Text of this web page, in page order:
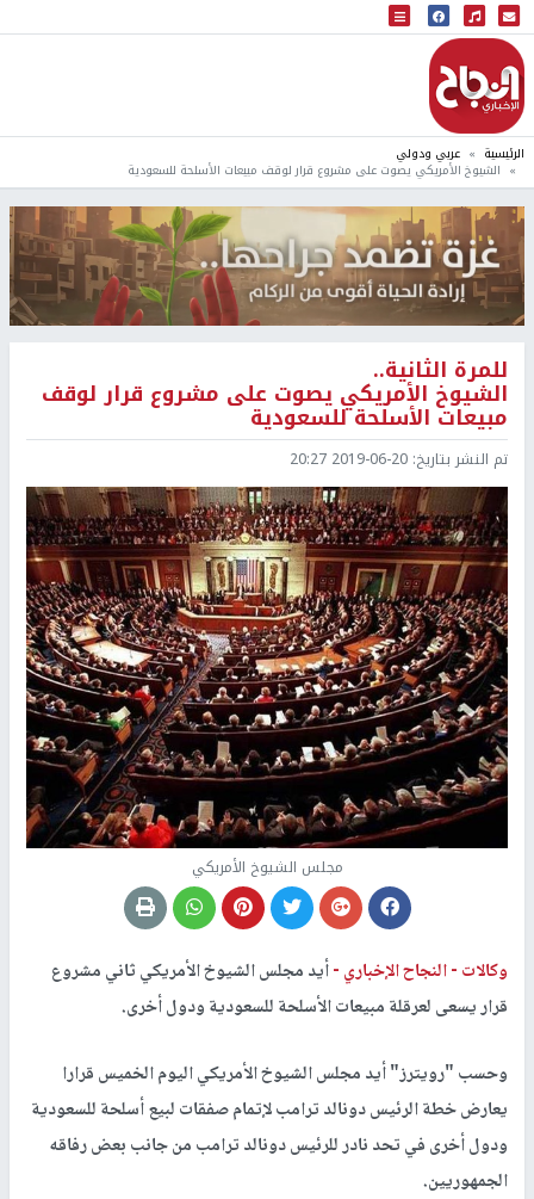
البث المباشر
إذاعة النجاح
الرئيسية عربي ودولي
الشيوخ الأمريكي يصوت على مشروع قرار لوقف مبيعات الأسلحة للسعودية
للمرة الثانية..
الشيوخ الأمريكي يصوت على مشروع قرار لوقف
مبيعات الأسلحة للسعودية
تم النشر بتاريخ: 2019-06-20 20:27
مجلس الشيوخ الأمريكي
وكالات -النجاح الإخباري -أيد مجلس الشيوخ الأمريكي ثاني مشروع
قرار يسعى لعرقلة مبيعات الأسلحة للسعودية ودول أخرى.
وحسب "رويترز" أيد مجلس الشيوخ الأمريكي اليوم الخميس قرارا
يعارض خطة الرئيس دونالد ترامب لإتمام صفقات لبيع أسلحة للسعودية
ودول أخرى في تحد نادر للرئيس دونالد ترامب من جانب بعض رفاقه
الجمهوريين.